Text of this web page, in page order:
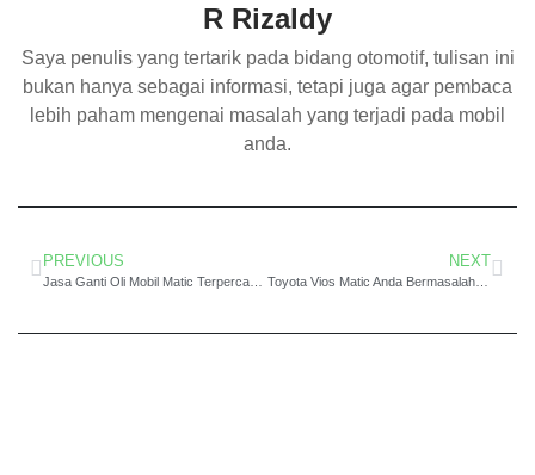
R Rizaldy
Saya penulis yang tertarik pada bidang otomotif, tulisan ini
bukan hanya sebagai informasi, tetapi juga agar pembaca
lebih paham mengenai masalah yang terjadi pada mobil
anda.
PREVIOUS NEXT
Toyota Vios Matic Anda Bermasalah? Datang ke Bengkel Spesialis!